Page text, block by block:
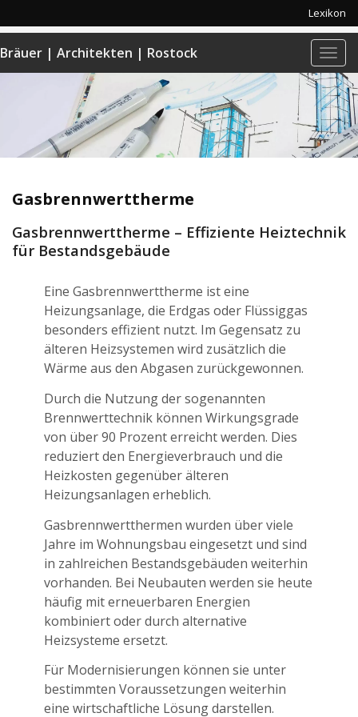
Lexikon
Bräuer | Architekten | Rostock
Gasbrennwerttherme
Gasbrennwerttherme – Effiziente Heiztechnik
für Bestandsgebäude
Eine Gasbrennwerttherme ist eine
Heizungsanlage, die Erdgas oder Flüssiggas
besonders effizient nutzt. Im Gegensatz zu
älteren Heizsystemen wird zusätzlich die
Wärme aus den Abgasen zurückgewonnen.
Durch die Nutzung der sogenannten
Brennwerttechnik können Wirkungsgrade
von über 90 Prozent erreicht werden. Dies
reduziert den Energieverbrauch und die
Heizkosten gegenüber älteren
Heizungsanlagen erheblich.
Gasbrennwertthermen wurden über viele
Jahre im Wohnungsbau eingesetzt und sind
in zahlreichen Bestandsgebäuden weiterhin
vorhanden. Bei Neubauten werden sie heute
häufig mit erneuerbaren Energien
kombiniert oder durch alternative
Heizsysteme ersetzt.
Für Modernisierungen können sie unter
bestimmten Voraussetzungen weiterhin
eine wirtschaftliche Lösung darstellen.